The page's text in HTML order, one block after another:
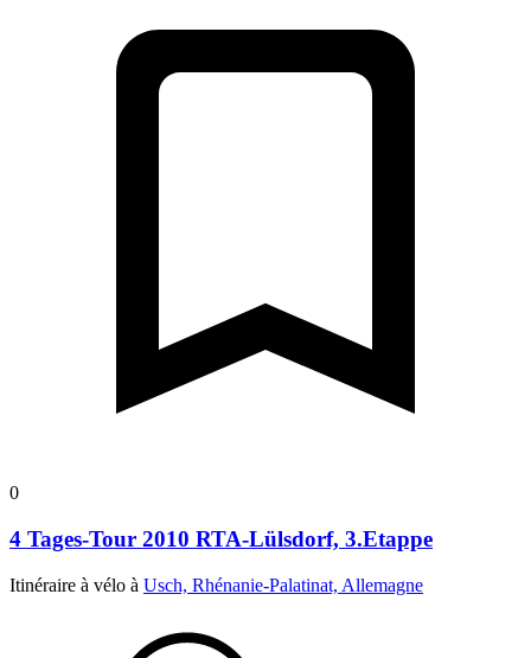
0
4 Tages-Tour 2010 RTA-Lülsdorf, 3.Etappe
Itinéraire à vélo à Usch, Rhénanie-Palatinat, Allemagne